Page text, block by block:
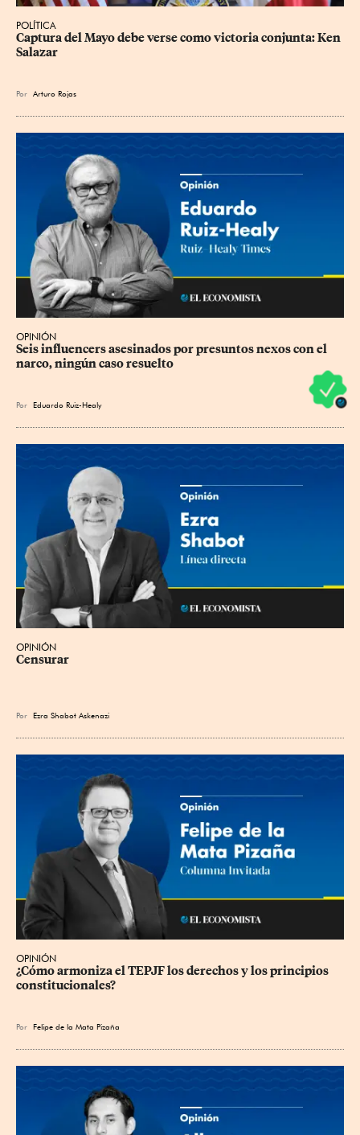
POLÍTICA
Captura del Mayo debe verse como victoria conjunta: Ken
Salazar
Por Arturo Rojas
OPINIÓN
Seis influencers asesinados por presuntos nexos con el
narco, ningún caso resuelto
Por Eduardo Ruiz-Healy
OPINIÓN
Censurar
Por Ezra Shabot Askenazi
OPINIÓN
¿Cómo armoniza el TEPJF los derechos y los principios
constitucionales?
Por Felipe de la Mata Pizaña